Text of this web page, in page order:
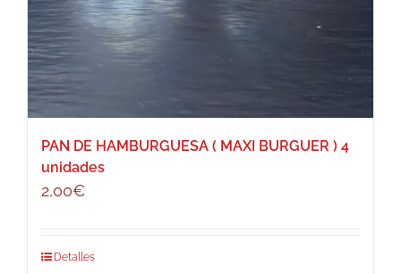
PAN DE HAMBURGUESA ( MAXI BURGUER ) 4
unidades
2,00€
Detalles